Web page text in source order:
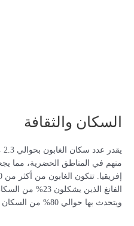
السكان والثقافة
منهم في المناطق الحضرية، مما
الفانغ الذين
ويتحدث بها حوالي 80% من السكان كلغة أولى أو ثانية.